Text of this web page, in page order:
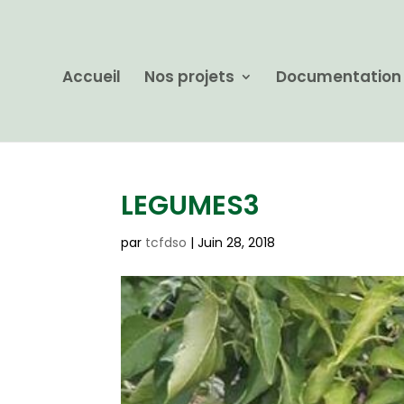
Accueil Nos projets Documentation
LEGUMES3
par tcfdso |Juin 28, 2018